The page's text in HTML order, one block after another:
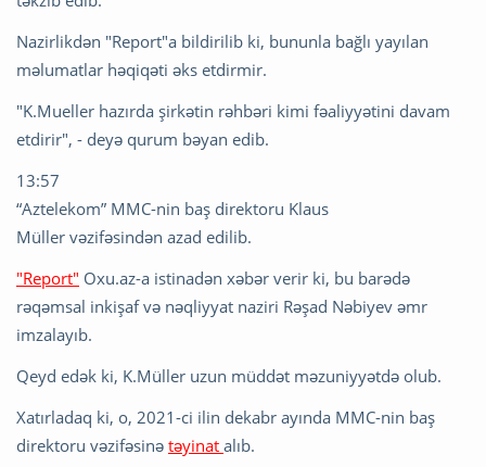
Nazirlikdən "Report"a bildirilib ki, bununla bağlı yayılan
məlumatlar həqiqəti əks etdirmir.
"K.Mueller hazırda şirkətin rəhbəri kimi fəaliyyətini davam
etdirir", - deyə qurum bəyan edib.
13:57
“Aztelekom” MMC-nin baş direktoru Klaus
Müller vəzifəsindən azad edilib.
"Report" Oxu.az-a istinadən xəbər verir ki, bu barədə
rəqəmsal inkişaf və nəqliyyat naziri Rəşad Nəbiyev əmr
imzalayıb.
Qeyd edək ki, K.Müller uzun müddət məzuniyyətdə olub.
Xatırladaq ki, o, 2021-ci ilin dekabr ayında MMC-nin baş
direktoru vəzifəsinə təyinat alıb.